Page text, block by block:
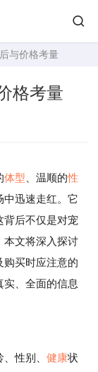
与价格考量
格考量
体型 、温顺的性
中迅速走红。它
背后不仅是对宠
本文将深入探讨
购买时应注意的
、全面的信息
性别、 健康状